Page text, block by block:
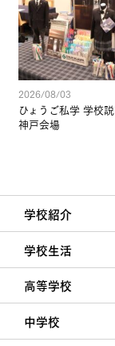
2026/08/03
ひょうご私学 学校
神戸会場
学校紹介
理事長/学園
安心して任せ
沿革
施設・設備
大学合格実績
学校生活
クラブ活動・
夙川ブログ
制服紹介
夙川カレンダ
高等学校
高校校長から
高校の教育方
特進コース／
年間行事
先輩たちの声
中学校
中学校長から
中学校の教育
Aコース／B
年間行事
先輩たちの声